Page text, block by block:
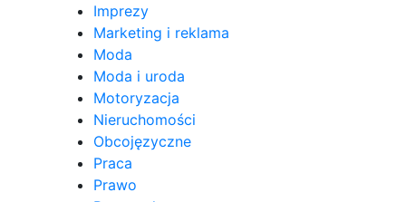
Imprezy
Marketing i reklama
Moda
Moda i uroda
Motoryzacja
Nieruchomości
Obcojęzyczne
Praca
Prawo